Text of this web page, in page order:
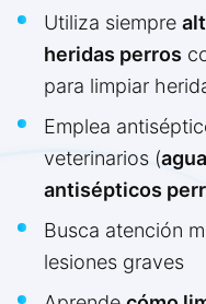
Utiliza siempre
heridas perros
para limpiar
Emplea
veterinarios (
antisépticos
Busca atención
lesiones graves